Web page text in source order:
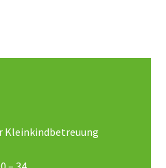
Kleinkindbetreuung